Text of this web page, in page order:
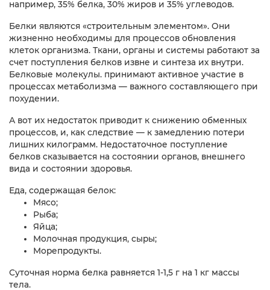
например, 35% белка, 30% жиров и 35% углеводов.
Белки являются «строительным элементом». Они
жизненно необходимы для процессов обновления
клеток организма. Ткани, органы и системы работают за
счет поступления белков извне и синтеза их внутри.
Белковые молекулы. принимают активное участие в
процессах метаболизма — важного составляющего при
похудении.
А вот их недостаток приводит к снижению обменных
процессов, и, как следствие — к замедлению потери
лишних килограмм. Недостаточное поступление
белков сказывается на состоянии органов, внешнего
вида и состоянии здоровья.
Еда, содержащая белок:
Мясо;
Рыба;
Яйца;
Молочная продукция, сыры;
Морепродукты.
Суточная норма белка равняется 1-1,5 г на 1 кг массы
тела.